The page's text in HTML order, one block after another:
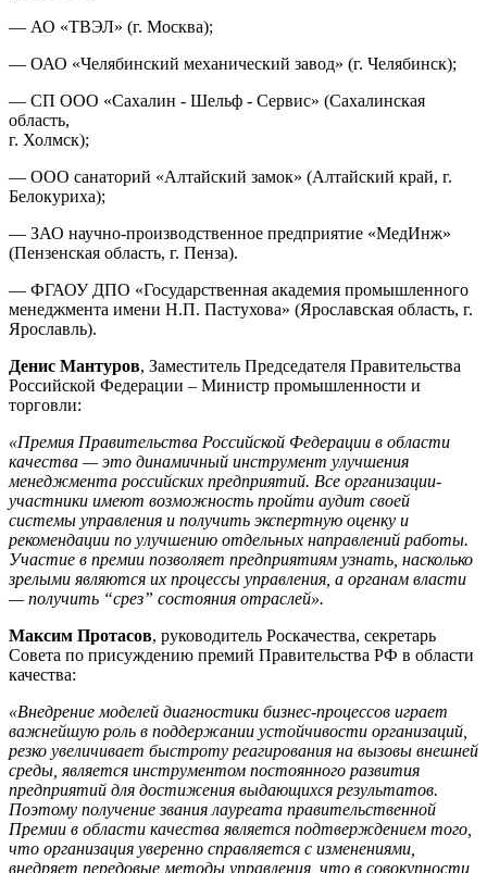
— АО «ТВЭЛ» (г. Москва);
— ОАО «Челябинский механический завод» (г. Челябинск);
— СП ООО «Сахалин - Шельф - Сервис» (Сахалинская
область,
г. Холмск);
— ООО санаторий «Алтайский замок» (Алтайский край, г.
Белокуриха);
— ЗАО научно-производственное предприятие «МедИнж»
(Пензенская область, г. Пенза).
— ФГАОУ ДПО «Государственная академия промышленного
менеджмента имени Н.П. Пастухова» (Ярославская область, г.
Ярославль).
Денис Мантуров, Заместитель Председателя Правительства
Российской Федерации – Министр промышленности и
торговли:
«Премия Правительства Российской Федерации в области
качества — это динамичный инструмент улучшения
менеджмента российских предприятий. Все организации-
участники имеют возможность пройти аудит своей
системы управления и получить экспертную оценку и
рекомендации по улучшению отдельных направлений работы.
Участие в премии позволяет предприятиям узнать, насколько
зрелыми являются их процессы управления, а органам власти
— получить “срез” состояния отраслей».
Максим Протасов, руководитель Роскачества, секретарь
Совета по присуждению премий Правительства РФ в области
качества:
«Внедрение моделей диагностики бизнес-процессов играет
важнейшую роль в поддержании устойчивости организаций,
резко увеличивает быстроту реагирования на вызовы внешней
среды, является инструментом постоянного развития
предприятий для достижения выдающихся результатов.
Поэтому получение звания лауреата правительственной
Премии в области качества является подтверждением того,
что организация уверенно справляется с изменениями,
внедряет передовые методы управления, что в совокупности